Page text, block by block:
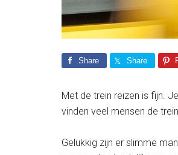
Share Share
Met de trein reizen is fijn.
vinden veel mensen de
Gelukkig zijn er slimme